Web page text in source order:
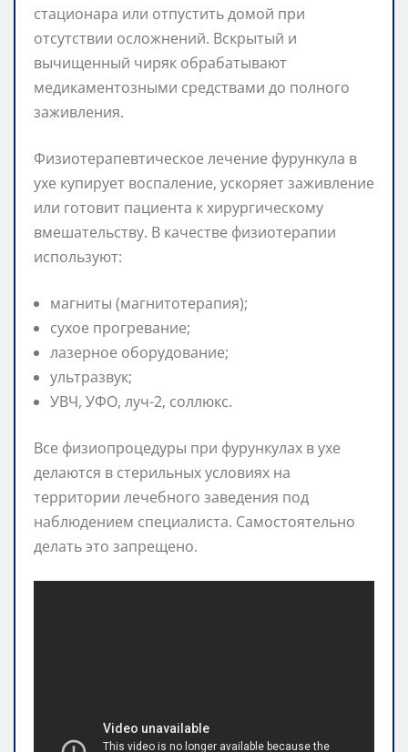
стационара или отпустить домой при
отсутствии осложнений. Вскрытый и
вычищенный чиряк обрабатывают
медикаментозными средствами до полного
заживления.
Физиотерапевтическое лечение фурункула в
ухе купирует воспаление, ускоряет заживление
или готовит пациента к хирургическому
вмешательству. В качестве физиотерапии
используют:
магниты (магнитотерапия);
сухое прогревание;
лазерное оборудование;
ультразвук;
УВЧ, УФО, луч-2, соллюкс.
Все физиопроцедуры при фурункулах в ухе
делаются в стерильных условиях на
территории лечебного заведения под
наблюдением специалиста. Самостоятельно
делать это запрещено.